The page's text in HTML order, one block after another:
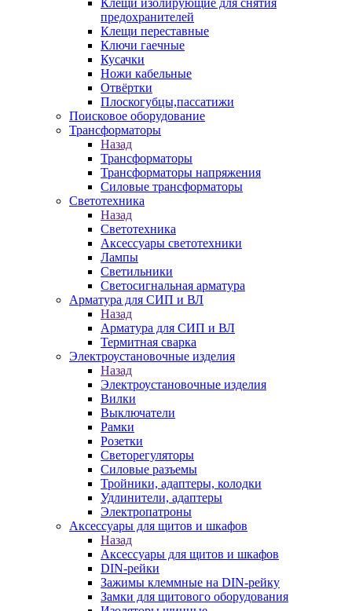
Клещи изолирующие для снятия
предохранителей
Клещи переставные
Ключи гаечные
Кусачки
Ножи кабельные
Отвёртки
Плоскогубцы,пассатижи
Поисковое оборудование
Трансформаторы
Назад
Трансформаторы
Трансформаторы напряжения
Силовые трансформаторы
Светотехника
Назад
Светотехника
Аксессуары светотехники
Лампы
Светильники
Светосигнальная арматура
Арматура для СИП и ВЛ
Назад
Арматура для СИП и ВЛ
Термитная сварка
Электроустановочные изделия
Назад
Электроустановочные изделия
Вилки
Выключатели
Рамки
Розетки
Светорегуляторы
Силовые разъемы
Тройники, адаптеры, колодки
Удлинители, адаптеры
Электропатроны
Аксессуары для щитов и шкафов
Назад
Аксессуары для щитов и шкафов
DIN-рейки
Зажимы клеммные на DIN-рейку
Замки для щитового оборудования